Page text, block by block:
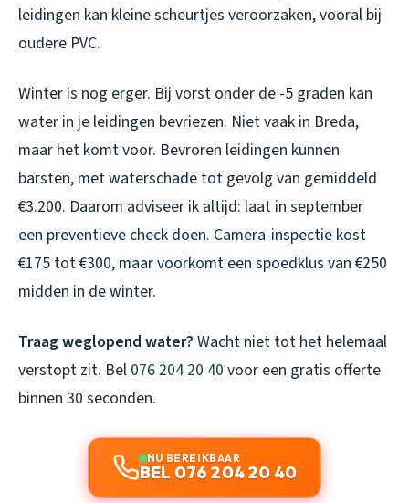
leidingen kan kleine scheurtjes veroorzaken, vooral bij
oudere PVC.
Winter is nog erger. Bij vorst onder de -5 graden kan
water in je leidingen bevriezen. Niet vaak in Breda,
maar het komt voor. Bevroren leidingen kunnen
barsten, met waterschade tot gevolg van gemiddeld
€3.200. Daarom adviseer ik altijd: laat in september
een preventieve check doen. Camera-inspectie kost
€175 tot €300, maar voorkomt een spoedklus van €250
midden in de winter.
Traag weglopend water? Wacht niet tot het helemaal
verstopt zit. Bel 076 204 20 40 voor een gratis offerte
binnen 30 seconden.
NU BEREIKBAAR
BEL 076 204 20 40